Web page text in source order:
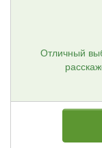
Отличный